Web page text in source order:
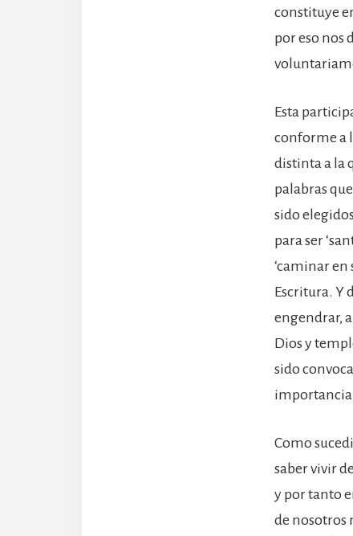
constituye
por eso nos
Esta
conforme a
distinta a la
palabras
sido
para ser
‘caminar en
Escritura. Y
engendrar,
Dios y
sido
importancia
Como
saber vivir
y por tanto
de nosotros